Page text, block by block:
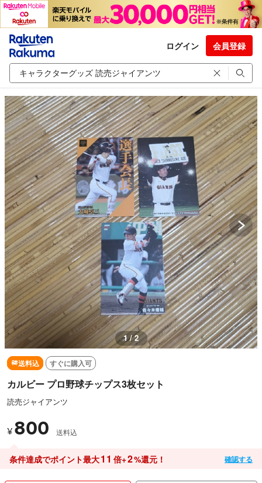
ログイン 会員登録
1 / 2
送料込 すぐに購入可
カルビー プロ野球チップス3枚セット
読売ジャイアンツ
¥ 800 送料込
条件達成でポイント最大11 倍+2%還元！ 確認する